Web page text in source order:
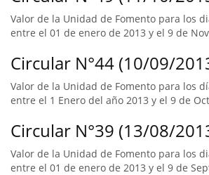
Valor de la Unidad de Fomento para los
entre el 01 de enero de 2013 y el 9 de
Circular N°44 (10/09/
Valor de la Unidad de Fomento para los
entre el 1 Enero del año 2013 y el 9 de
Circular N°39 (13/08/
Valor de la Unidad de Fomento para los
entre el 01 de enero de 2013 y el 9 de